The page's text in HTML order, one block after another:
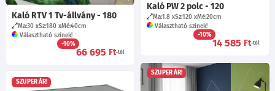
Kaló PW 2 polc - 120
Ma:1.8 Sz:120 Mé:20cm
Választható színek!
-10%
14 585 Ft-tól
Kaló RTV 1 Tv-állvány - 180
Ma:30 Sz:180 Mé:40cm
Választható színek!
-10%
66 695 Ft-tól
SZUPER ÁR!
SZUPER ÁR!